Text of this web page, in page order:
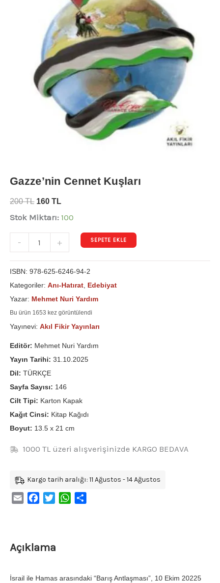
Gazze’nin Cennet Kuşları
200TL 160 TL
Stok Miktarı: 100
- + SEPETE EKLE
ISBN: 978-625-6246-94-2
Kategoriler: Anı-Hatırat Edebiyat
Yazar: Mehmet Nuri Yardım
Bu ürün 1653 kez görüntülendi
Yayınevi: Akıl Fikir Yayınları
Editör: Mehmet Nuri Yardım
Yayın Tarihi: 31.10.2025
Dil: TÜRKÇE
Sayfa Sayısı: 146
Cilt Tipi: Karton Kapak
Kağıt Cinsi: Kitap Kağıdı
Boyut: 13.5 x 21 cm
1000 TL üzeri alışverişinizde KARGO BEDAVA
Kargo tarih aralığı: 11 Ağustos - 14 Ağustos
Email FacebookTwitterWhatsApp
Açıklama
İsrail ile Hamas arasındaki “Barış Antlaşması”, 10 Ekim 20225